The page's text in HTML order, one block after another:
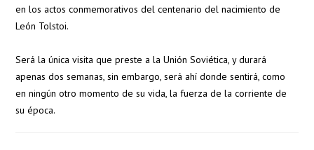
en los actos conmemorativos del centenario del nacimiento de
León Tolstoi.
Será la única visita que preste a la Unión Soviética, y durará
apenas dos semanas, sin embargo, será ahí donde sentirá, como
en ningún otro momento de su vida, la fuerza de la corriente de
su época.